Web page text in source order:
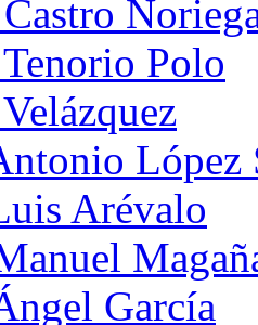
Polo
López
Arévalo
García